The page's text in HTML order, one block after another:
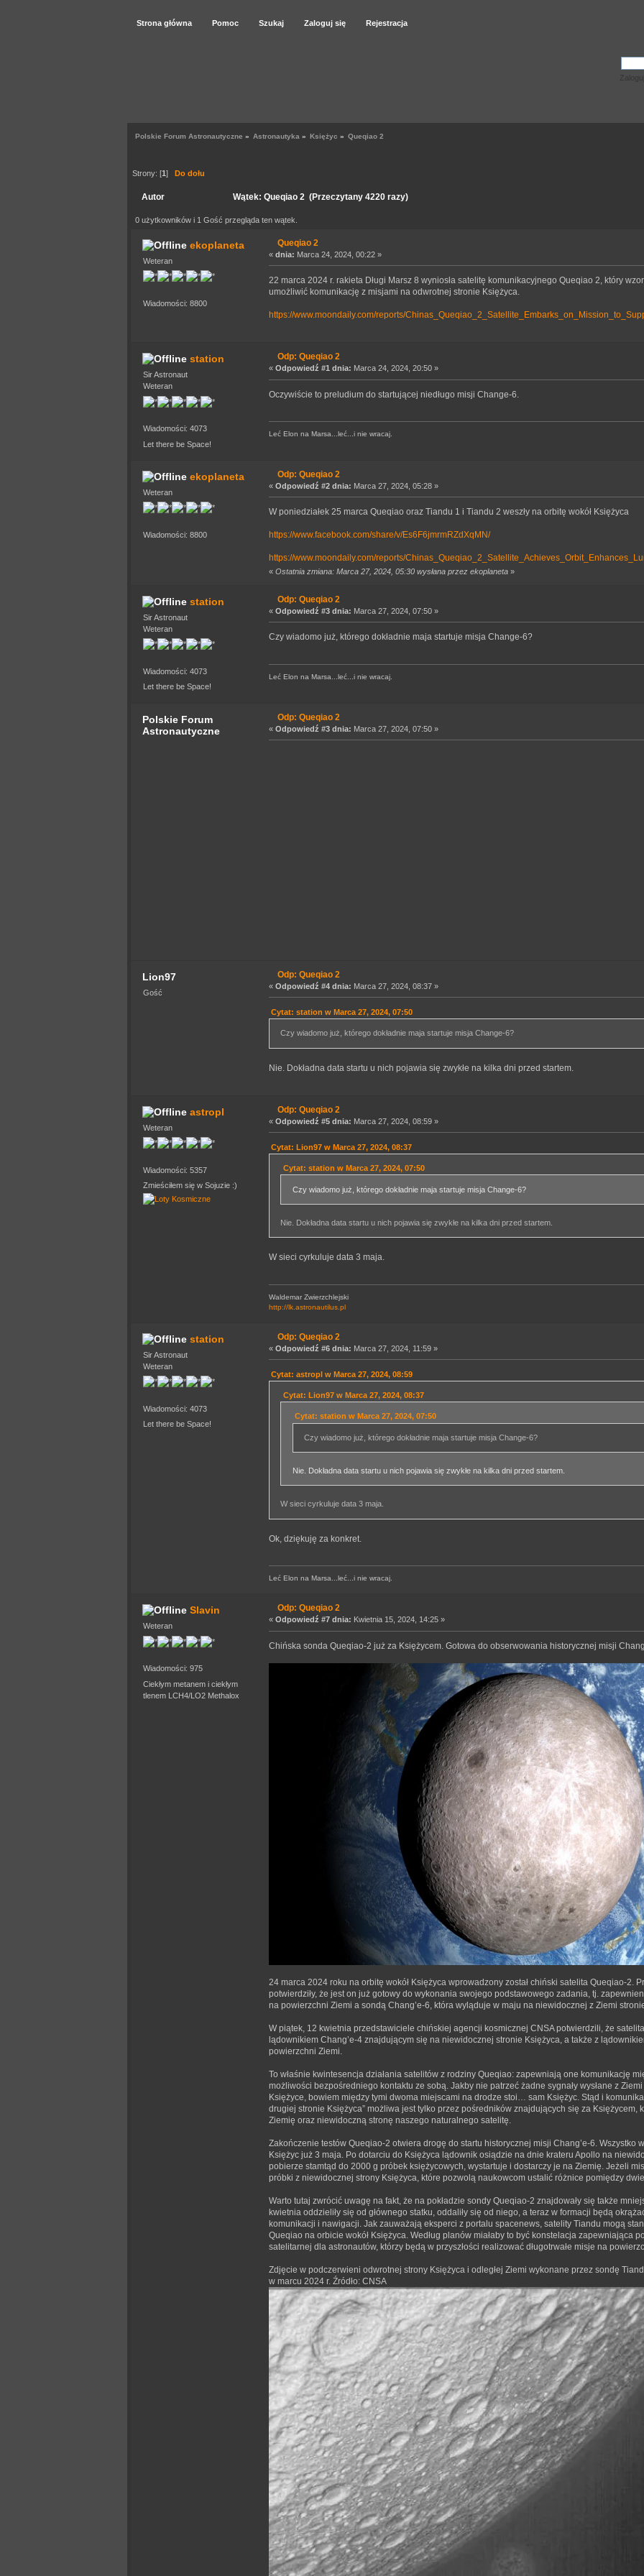
Strona główna Pomoc Szukaj Zaloguj się Rejestracja
Polskie Forum Astronautyczne » Astronautyka » Księżyc » Queqiao 2
Strony: [1] Do dołu
Autor Wątek: Queqiao 2 (Przeczytany 4220 razy)
0 użytkowników i 1 Gość przegląda ten wątek.
ekoplaneta
Weteran
Wiadomości: 8800
Queqiao 2
« dnia: Marca 24, 2024, 00:22 »
22 marca 2024 r. rakieta Długi Marsz 8 wyniosła satelitę komunikacyjnego Queqiao 2, który
umożliwić komunikację z misjami na odwrotnej stronie Księżyca.
https://www.moondaily.com/reports/
station
Sir Astronaut
Weteran
Wiadomości: 4073
Let there be Space!
Odp: Queqiao 2
« Odpowiedź #1 dnia: Marca 24, 2024, 20:50 »
Oczywiście to preludium do startującej niedługo misji Change-6.
Leć Elon na Marsa...leć...i nie wracaj.
ekoplaneta
Weteran
Wiadomości: 8800
Odp: Queqiao 2
« Odpowiedź #2 dnia: Marca 27, 2024, 05:28 »
W poniedziałek 25 marca Queqiao oraz Tiandu 1 i Tiandu 2 weszły na orbitę wokół Księżyca
https://www.facebook.com/share/v/Es6F6jmrmRZdXqMN/
https://www.moondaily.com/reports/
« Ostatnia zmiana: Marca 27, 2024, 05:30 wysłana przez ekoplaneta »
station
Sir Astronaut
Weteran
Wiadomości: 4073
Let there be Space!
Odp: Queqiao 2
« Odpowiedź #3 dnia: Marca 27, 2024, 07:50 »
Czy wiadomo już, którego dokładnie maja startuje misja Change-6?
Leć Elon na Marsa...leć...i nie wracaj.
Polskie Forum
Astronautyczne
Odp: Queqiao 2
« Odpowiedź #3 dnia: Marca 27, 2024, 07:50 »
Lion97
Gość
Odp: Queqiao 2
« Odpowiedź #4 dnia: Marca 27, 2024, 08:37 »
Cytat: station w Marca 27, 2024, 07:50
Czy wiadomo już, którego dokładnie maja startuje misja Change-6?
Nie. Dokładna data startu u nich pojawia się zwykłe na kilka dni przed startem.
astropl
Weteran
Wiadomości: 5357
Zmieściłem się w Sojuzie :)
Odp: Queqiao 2
« Odpowiedź #5 dnia: Marca 27, 2024, 08:59 »
Cytat: Lion97 w Marca 27, 2024, 08:37
Cytat: station w Marca 27, 2024, 07:50
Czy wiadomo już, którego dokładnie maja startuje misja Change-6?
Nie. Dokładna data startu u nich pojawia się zwykłe na kilka dni przed startem.
W sieci cyrkuluje data 3 maja.
Waldemar Zwierzchlejski
http://lk.astronautilus.pl
station
Sir Astronaut
Weteran
Wiadomości: 4073
Let there be Space!
Odp: Queqiao 2
« Odpowiedź #6 dnia: Marca 27, 2024, 11:59 »
Cytat: astropl w Marca 27, 2024, 08:59
Cytat: Lion97 w Marca 27, 2024, 08:37
Cytat: station w Marca 27, 2024, 07:50
Czy wiadomo już, którego dokładnie maja startuje misja Change-6?
Nie. Dokładna data startu u nich pojawia się zwykłe na kilka dni przed startem.
W sieci cyrkuluje data 3 maja.
Ok, dziękuję za konkret.
Leć Elon na Marsa...leć...i nie wracaj.
Slavin
Weteran
Wiadomości: 975
Ciekłym metanem i ciekłym
tlenem LCH4/LO2 Methalox
Odp: Queqiao 2
« Odpowiedź #7 dnia: Kwietnia 15, 2024, 14:25 »
Chińska sonda Queqiao-2 już za Księżycem. Gotowa do obserwowania historycznej misji
24 marca 2024 roku na orbitę wokół Księżyca wprowadzony został chiński satelita Queqiao-2.
potwierdziły, że jest on już gotowy do wykonania swojego podstawowego zadania, tj.
na powierzchni Ziemi a sondą Chang’e-6, która wyląduje w maju na niewidocznej z Ziemi
W piątek, 12 kwietnia przedstawiciele chińskiej agencji kosmicznej CNSA potwierdzili, że
lądownikiem Chang’e-4 znajdującym się na niewidocznej stronie Księżyca, a także z
powierzchni Ziemi.
To właśnie kwintesencja działania satelitów z rodziny Queqiao: zapewniają one komunikację
możliwości bezpośredniego kontaktu ze sobą. Jakby nie patrzeć żadne sygnały wysłane z
Księżyce, bowiem między tymi dwoma miejscami na drodze stoi… sam Księżyc. Stąd i
drugiej stronie Księżyca” możliwa jest tylko przez pośredników znajdujących się za Księżycem,
Ziemię oraz niewidoczną stronę naszego naturalnego satelitę.
Zakończenie testów Queqiao-2 otwiera drogę do startu historycznej misji Chang’e-6. Wszystko
Księżyc już 3 maja. Po dotarciu do Księżyca lądownik osiądzie na dnie krateru Apollo na
pobierze stamtąd do 2000 g próbek księżycowych, wystartuje i dostarczy je na Ziemię. Jeżeli
próbki z niewidocznej strony Księżyca, które pozwolą naukowcom ustalić różnice pomiędzy
Warto tutaj zwrócić uwagę na fakt, że na pokładzie sondy Queqiao-2 znajdowały się także
kwietnia oddzieliły się od głównego statku, oddaliły się od niego, a teraz w formacji będą
komunikacji i nawigacji. Jak zauważają eksperci z portalu spacenews, satelity Tiandu mogą
Queqiao na orbicie wokół Księżyca. Według planów miałaby to być konstelacja zapewniająca
satelitarnej dla astronautów, którzy będą w przyszłości realizować długotrwałe misje na
Zdjęcie w podczerwieni odwrotnej strony Księżyca i odległej Ziemi wykonane przez sondę
w marcu 2024 r. Źródło: CNSA